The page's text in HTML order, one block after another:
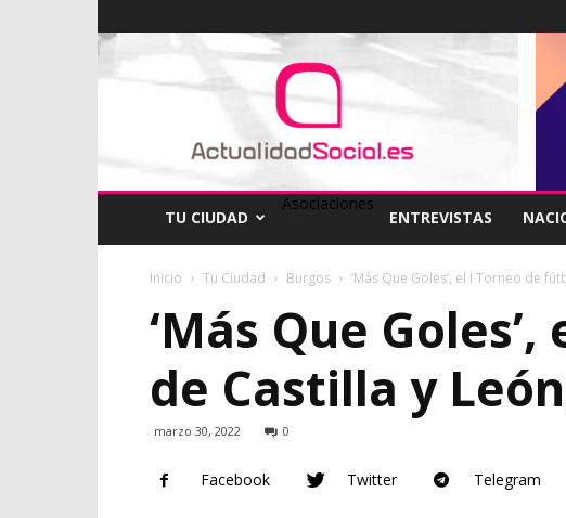
ActualidadSocial
TU CIUDAD
Asociaciones
ENTREVISTAS
Inicio Tu Ciudad Burgos ‘Más Que Goles’, el I Torneo de
‘Más Que
de Castilla y
marzo 30, 2022 0
Facebook Twitter Telegram